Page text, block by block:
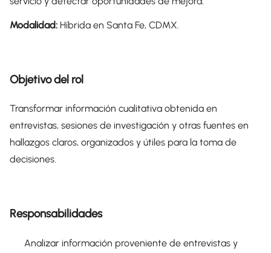
Modalidad: Híbrida en Santa Fe, CDMX.
Objetivo del rol
Transformar información cualitativa obtenida en
entrevistas, sesiones de investigación y otras fuentes en
hallazgos claros, organizados y útiles para la toma de
decisiones.
Responsabilidades
Analizar información proveniente de entrevistas y